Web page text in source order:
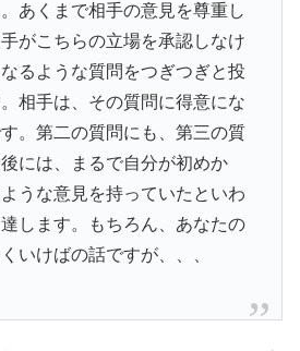
あくまで相手の意見を尊重し
がこちらの立場を承認しなけ
るような質問をつぎつぎと投
相手は、その質問に得意にな
。第二の質問にも、第三の質
には、まるで自分が初めか
うな意見を持っていたといわ
します。もちろん、あなたの
いけばの話ですが、、、